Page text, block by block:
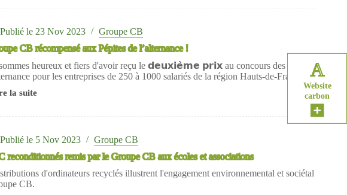
A
Website
carbon
Publié le 23 Nov 2023
Groupe CB
CB récompensé aux Pépites de l’alternance !
heureux et fiers d'avoir reçu le 𝗱𝗲𝘂𝘅𝗶𝗲̀𝗺𝗲 𝗽𝗿𝗶𝘅 au concours des Pépites
pour les entreprises de 250 à 1000 salariés de la région Hauts-de-France.
la suite
Publié le 5 Nov 2023
Groupe CB
reconditionnés remis par le Groupe CB aux écoles et associations
d'ordinateurs recyclés illustrent l'engagement environnemental et sociétal
CB.